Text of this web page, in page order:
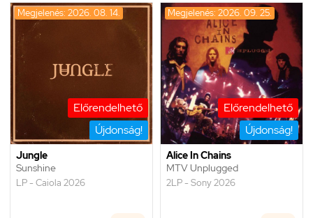
Előrendelhető
Újdonság!
Megjelenés: 2026. 08. 14.
Jungle
Sunshine
LP - Caiola 2026
Előrendelhető
Újdonság!
Megjelenés: 2026. 09. 25.
Alice In Chains
MTV Unplugged
2LP - Sony 2026